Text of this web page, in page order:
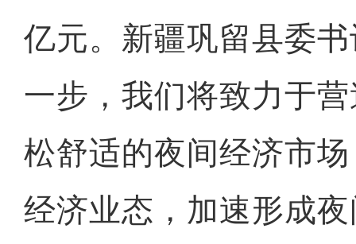
亿元。新疆巩留县委
一步，我们将致力于
松舒适的夜间经济市
经济业态，加速形成